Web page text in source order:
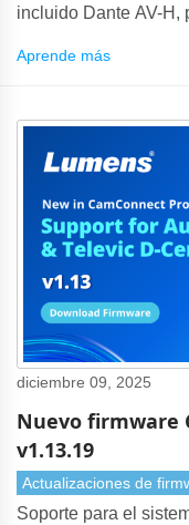
incluido Dante AV-H,
Aprende más
diciembre 09, 2025
Nuevo firmware
v1.13.19
Actualizaciones de
Soporte para el